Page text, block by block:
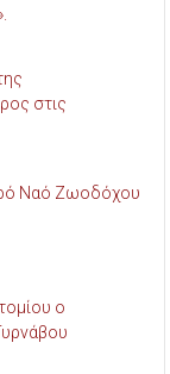
στις
Ναό Ζωοδόχου
ο